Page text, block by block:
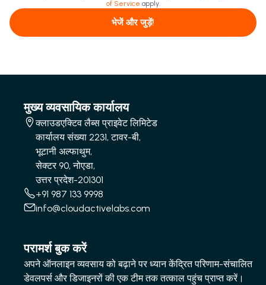
of Service apply.
भेजें और जुड़ें!
मुख्य व्यवसायिक कार्यालय
क्लाउडएक्टिव लैब्स प्राइवेट लिमिटेड
कार्यालय संख्या 2231, टावर-बी,
भूटानी अल्फाथुम,
सेक्टर 90, नोएडा,
उत्तर प्रदेश-201301
+91 987 133 9998
info@cloudactivelabs.com
परामर्श बुक करें
अपने ऑनलाइन व्यवसाय को बढ़ाने पर ध्यान केंद्रित परिणाम-संचालित
डेवलपर्स और डिजाइनरों की एक टीम तक तत्काल पहुंच प्राप्त करें।